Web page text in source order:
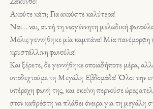
Ακούτε κάτι; Για ακούστε καλύτερα!
Ναι… ναι, αυτή τη νεογέννητη μελωδική
Μόλις γεννήθηκε μία καμπάνα! Μία πανέμορφη
κρυστάλλινη φωνούλα!
Και ξέρετε, δε γεννήθηκε οποιαδήποτε μέρα,
υποδεχτούμε τη Μεγάλη Εβδομάδα! Όλοι την
υπέροχη φωνή της, και εκείνη περνούσε ώρες
στον καθρέφτη να πλάθει όνειρα για τη μεγάλη